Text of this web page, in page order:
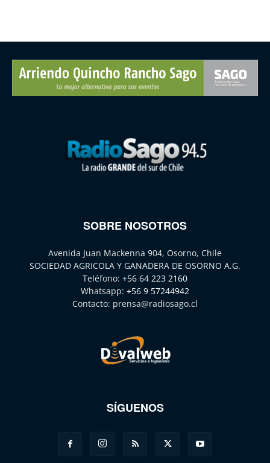
SOBRE NOSOTROS
Avenida Juan Mackenna 904, Osorno, Chile
SOCIEDAD AGRICOLA Y GANADERA DE OSORNO A.G.
Teléfono: +56 64 223 2160
Whatsapp: +56 9 57244942
Contacto: prensa@radiosago.cl
SÍGUENOS